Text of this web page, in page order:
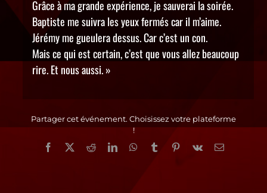
Grâce à ma grande expérience, je sauverai la soirée.
Baptiste me suivra les yeux fermés car il m’aime.
Jérémy me gueulera dessus. Car c’est un con.
Mais ce qui est certain, c’est que vous allez beaucoup
rire. Et nous aussi. »
Partager cet événement. Choisissez votre plateforme
!
Facebook
X RedditLinkedInWhatsApp
TumblrPinterest
Vk Email